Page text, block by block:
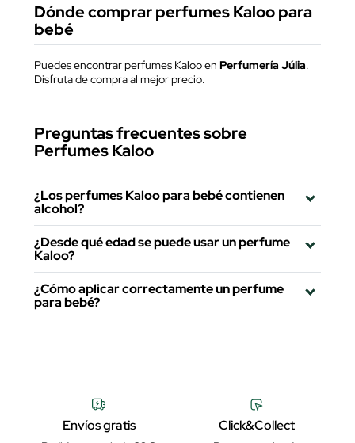
Dónde comprar perfumes Kaloo para
bebé
Puedes encontrar perfumes Kaloo en Perfumería Júlia.
Disfruta de compra al mejor precio.
Preguntas frecuentes sobre
Perfumes Kaloo
¿Los perfumes Kaloo para bebé contienen
alcohol?
¿Desde qué edad se puede usar un perfume
Kaloo?
¿Cómo aplicar correctamente un perfume
para bebé?
Envíos gratis Click&Collect